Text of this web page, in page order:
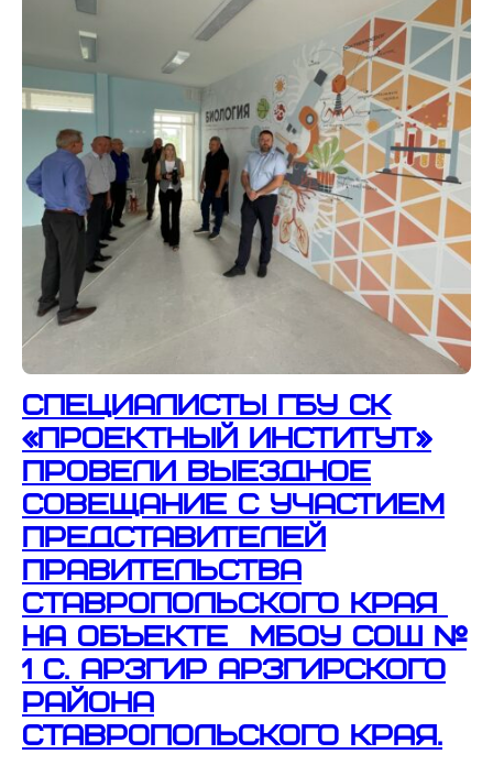
Cпециалисты ГБУ СК
«Проектный институт»
провели выездное
совещание с участием
представителей
правительства
Ставропольского края
на объекте МБОУ СОШ №
1 с. Арзгир Арзгирского
района
Ставропольского края.